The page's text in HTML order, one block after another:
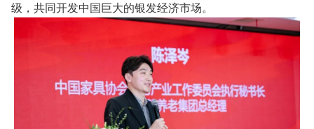
级，共同开发中国巨大的银发经济市场。